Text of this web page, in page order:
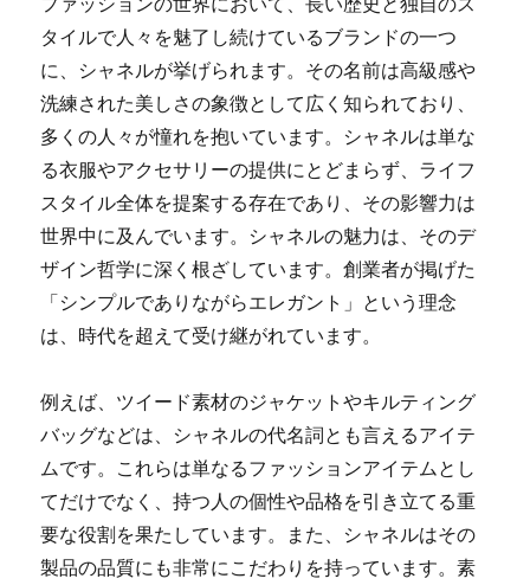
タイルで人々を魅了し続けているブランドの一つ
に、シャネルが挙げられます。 その名前は高級感や
洗練された美しさの象徴として広く知られており、
多くの人々が憧れを抱いています。シャネルは単な
る衣服やアクセサリーの提供にとどまらず、ライフ
スタイル全体を提案する存在であり、その影響力は
世界中に及んでいます。シャネルの魅力は、そのデ
ザイン哲学に深く根ざしています。創業者が掲げた
「シンプルでありながらエレガント」という理念
は、時代を超えて受け継がれています。
例えば、ツイード素材のジャケットやキルティング
バッグなどは、シャネルの代名詞とも言えるアイテ
ムです。これらは単なるファッションアイテムとし
てだけでなく、持つ人の個性や品格を引き立てる重
要な役割を果たしています。また、シャネルはその
製品の品質にも非常にこだわりを持っています。素